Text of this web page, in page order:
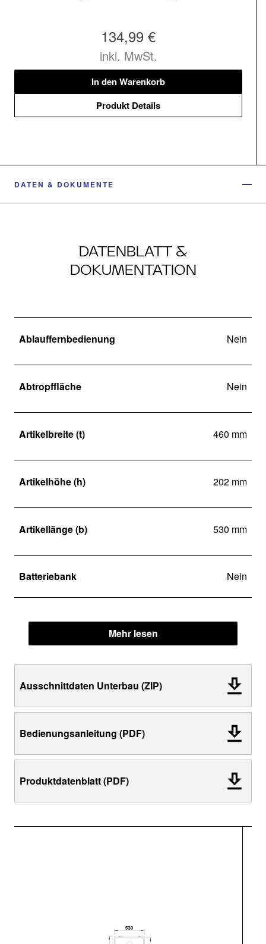
134,99 €
inkl. MwSt.
In den Warenkorb
Produkt Details
DATEN & DOKUMENTE
DATENBLATT &
DOKUMENTATION
Ablauffernbedienung Nein
Abtropffläche Nein
Artikelbreite (t) 460 mm
Artikelhöhe (h) 202 mm
Artikellänge (b) 530 mm
Batteriebank Nein
Mehr lesen
Ausschnittdaten Unterbau (ZIP)
Bedienungsanleitung (PDF)
Produktdatenblatt (PDF)